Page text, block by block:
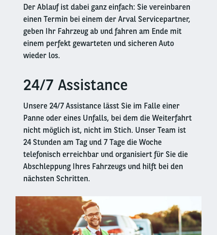
Der Ablauf ist dabei ganz einfach: Sie vereinbaren
einen Termin bei einem der Arval Servicepartner,
geben Ihr Fahrzeug ab und fahren am Ende mit
einem perfekt gewarteten und sicheren Auto
wieder los.
column24/7 Assistance
Unsere 24/7 Assistance lässt Sie im Falle einer
Panne oder eines Unfalls, bei dem die Weiterfahrt
nicht möglich ist, nicht im Stich. Unser Team ist
24 Stunden am Tag und 7 Tage die Woche
telefonisch erreichbar und organisiert für Sie die
Abschleppung Ihres Fahrzeugs und hilft bei den
nächsten Schritten.
column